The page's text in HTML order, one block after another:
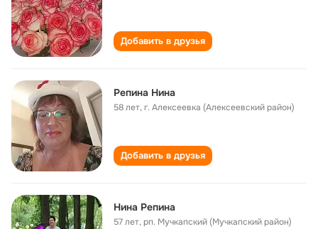
Добавить в друзья
Репина Нина
58 лет,г. Алексеевка (Алексеевский район)
Добавить в друзья
Нина Репина
57 лет,рп. Мучкапский (Мучкапский район)